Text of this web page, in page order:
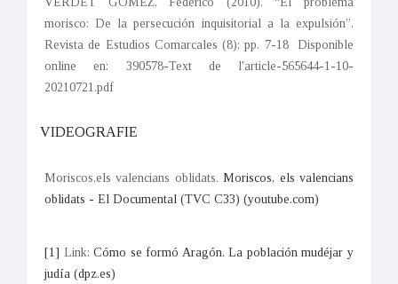
morisco: De la persecución inquisitorial a la expulsión”.
Revista de Estudios Comarcales (8); pp. 7-18 Disponible
online en: 390578-Text de l'article-565644-1-10-
20210721.pdf
VIDEOGRAFIE
Moriscos,els valencians oblidats.Moriscos, els valencians
oblidats - El Documental (TVC C33) (youtube.com)
[1] Link:Cómo se formó Aragón. La población mudéjar y
judía (dpz.es)